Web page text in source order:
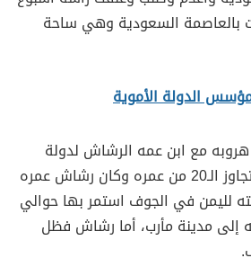
بالعاصمة السعودية وهي ساحة
الدولة الأموية
مع ابن عمه الرشاش لدولة
اليمن وكان وقتها لم يتجاوز الـ20 من عمره وكان رشاش عمره
لليمن في الجوف استمر بها حوالي
إلى مدينة مأرب، أما رشاش فظل